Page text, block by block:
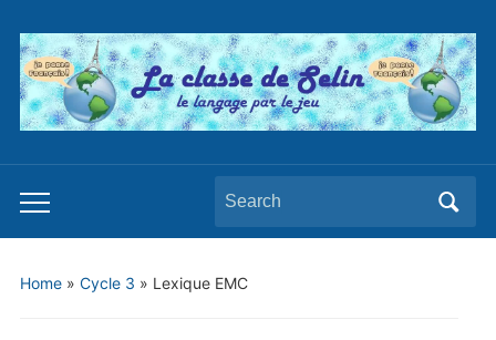
Toggle
mobile
Search
for:
Home» Cycle 3 » Lexique EMC